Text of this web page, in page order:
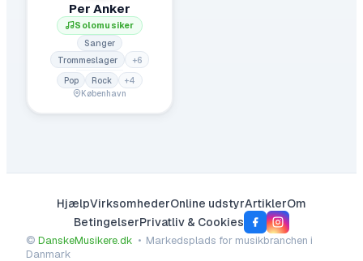
Per Anker
Solomusiker
Sanger
Trommeslager
+6
Pop Rock +4
København
HjælpVirksomhederOnline udstyrArtiklerOm
BetingelserPrivatliv & Cookies
© DanskeMusikere.dk • Markedsplads for musikbranchen i
Danmark